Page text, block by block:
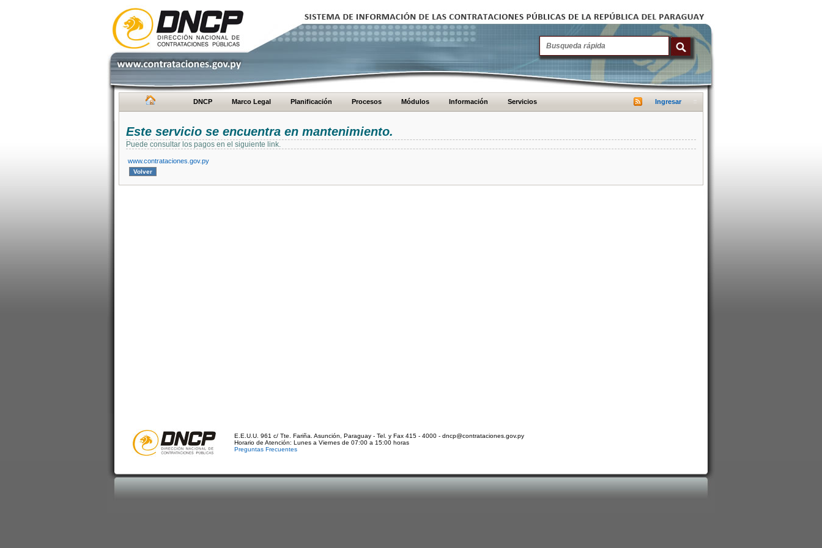
DNCP Marco Legal Planificación Procesos Módulos Información Servicios Ingresar
Este servicio se encuentra en mantenimiento.
Puede consultar los pagos en el siguiente link.
www.contrataciones.gov.py
E.E.U.U. 961 c/ Tte. Fariña. Asunción, Paraguay - Tel. y Fax 415 - 4000 - dncp@contrataciones.gov.py
Horario de Atención: Lunes a Viernes de 07:00 a 15:00 horas
Preguntas Frecuentes